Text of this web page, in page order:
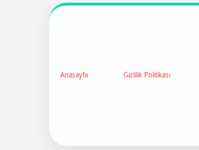
Anasayfa Gizlilik Politikası